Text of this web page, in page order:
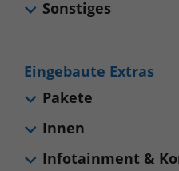
Sonstiges
Eingebaute Extras
Pakete
Innen
Infotainment &